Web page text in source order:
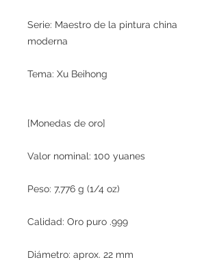
Serie: Maestro de la pintura china
moderna
Tema: Xu Beihong
[Monedas de oro]
Valor nominal: 100 yuanes
Peso: 7,776 g (1/4 oz)
Calidad: Oro puro .999
Diámetro: aprox. 22 mm